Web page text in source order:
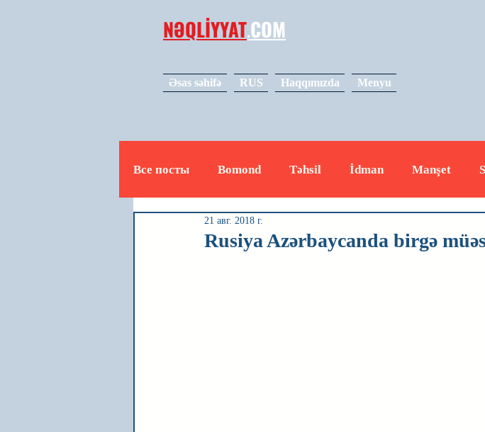
NƏQLİYYAT.COM
Əsas səhifə RUS Haqqımızda Menyu
Все посты Bomond Təhsil İdman Manşet
Video
Rusiya Azərbaycanda birgə
21 авг. 2018 г.